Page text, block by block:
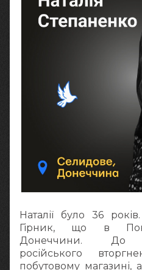
Наталії було 36
Гірник, що в
Донеччини. До
російського
побутовому